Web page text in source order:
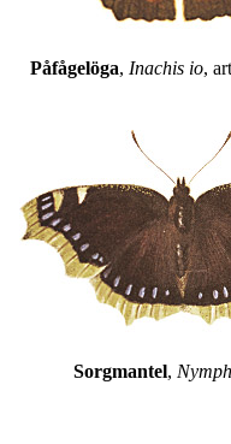
Påfågelöga, Inachis io,
Sorgmantel,